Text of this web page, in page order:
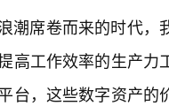
潮席卷而来的时代，
高工作效率的生产
台，这些数字资产